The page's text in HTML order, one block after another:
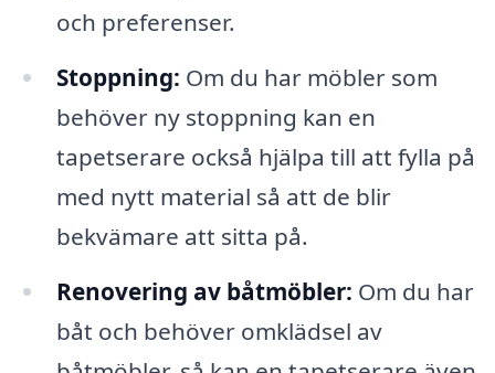
och preferenser.
Stoppning: Om du har möbler som
behöver ny stoppning kan en
tapetserare också hjälpa till att fylla på
med nytt material så att de blir
bekvämare att sitta på.
Renovering av båtmöbler: Om du har
båt och behöver omklädsel av